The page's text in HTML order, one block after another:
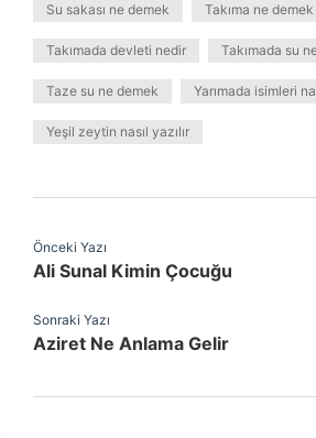
Su sakası ne demek Takıma ne demek
Takımada devleti nedir Takımada su
Taze su ne demek Yarımada isimleri
Yeşil zeytin nasıl yazılır
Önceki Yazı
Ali Sunal Kimin Çocuğu
Sonraki Yazı
Aziret Ne Anlama Gelir